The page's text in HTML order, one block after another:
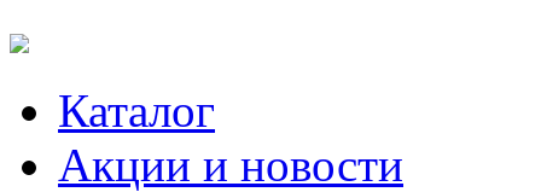
Каталог
Акции и новости